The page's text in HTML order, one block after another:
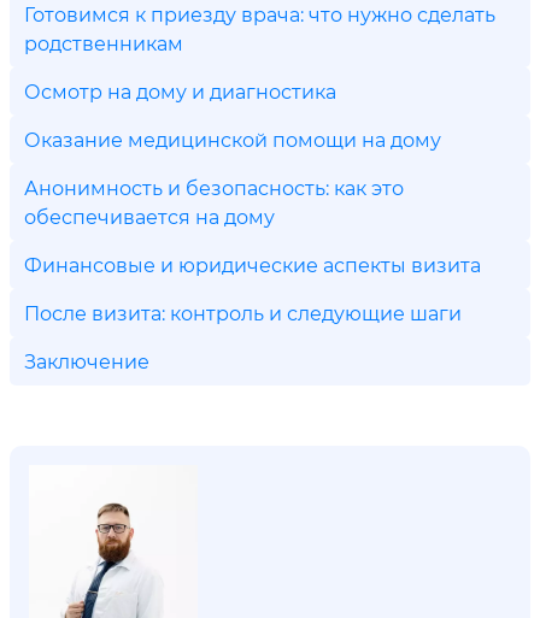
Готовимся к приезду врача: что нужно сделать
родственникам
Осмотр на дому и диагностика
Оказание медицинской помощи на дому
Анонимность и безопасность: как это
обеспечивается на дому
Финансовые и юридические аспекты визита
После визита: контроль и следующие шаги
Заключение